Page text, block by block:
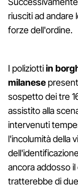
riusciti ad andare
forze dell'ordine.
I poliziottiin
milanese
sospetto dei tre
assistito alla
intervenuti
l'incolumità della
ancora addosso
tratterebbe di